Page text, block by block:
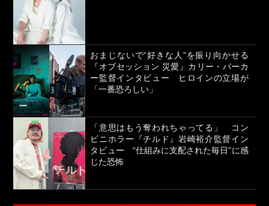
おまじないで“好きな人”を振り向かせる
『オブセッション 災愛』カリー・バーカ
ー監督インタビュー ヒロインの立場が
「一番恐ろしい」
「意思はもう奪われちゃってる」 コン
ビニホラー『チルド』岩崎裕介監督イン
タビュー “仕組みに支配された毎日”に感
じた恐怖